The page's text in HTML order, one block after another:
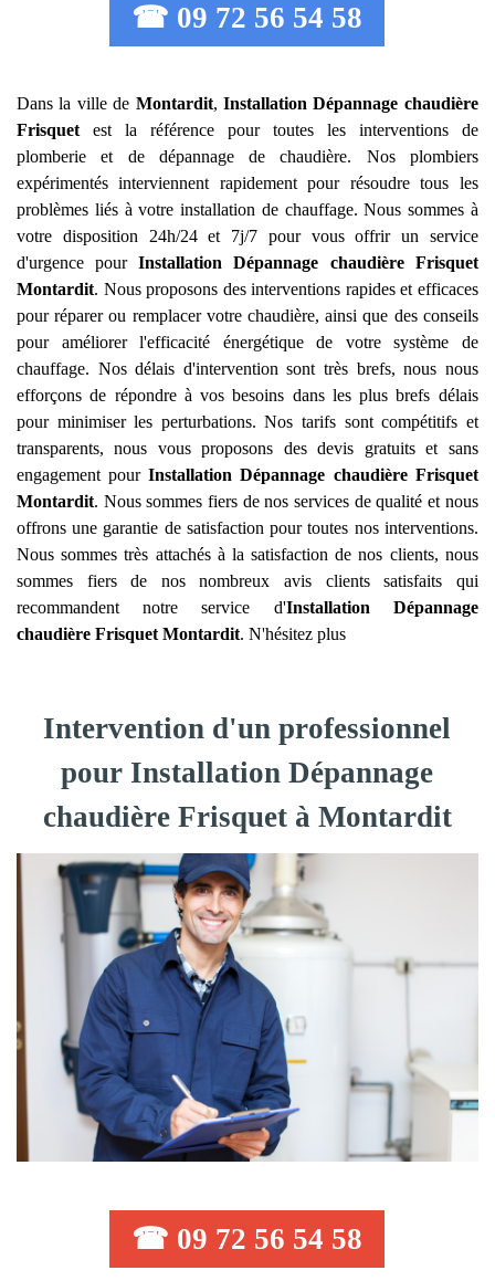
☎ 09 72 56 54 58
Dans la ville de Montardit, Installation Dépannage chaudière
Frisquet est la référence pour toutes les interventions de
plomberie et de dépannage de chaudière. Nos plombiers
expérimentés interviennent rapidement pour résoudre tous les
problèmes liés à votre installation de chauffage. Nous sommes à
votre disposition 24h/24 et 7j/7 pour vous offrir un service
d'urgence pourInstallation Dépannage chaudière Frisquet
Montardit. Nous proposons des interventions rapides et efficaces
pour réparer ou remplacer votre chaudière, ainsi que des conseils
pour améliorer l'efficacité énergétique de votre système de
chauffage. Nos délais d'intervention sont très brefs, nous nous
efforçons de répondre à vos besoins dans les plus brefs délais
pour minimiser les perturbations. Nos tarifs sont compétitifs et
transparents, nous vous proposons des devis gratuits et sans
engagement pourInstallation Dépannage chaudière Frisquet
Montardit. Nous sommes fiers de nos services de qualité et nous
offrons une garantie de satisfaction pour toutes nos interventions.
Nous sommes très attachés à la satisfaction de nos clients, nous
sommes fiers de nos nombreux avis clients satisfaits qui
recommandent notre service d'Installation Dépannage
chaudière Frisquet Montardit. N'hésitez plus
Intervention d'un professionnel
pour Installation Dépannage
chaudière Frisquet à Montardit
☎ 09 72 56 54 58